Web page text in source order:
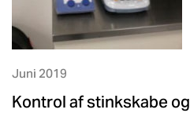
Juni 2019
Kontrol af stinkskabe og